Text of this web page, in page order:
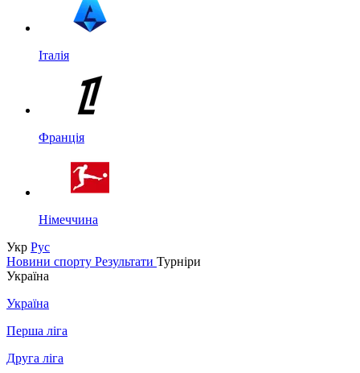
Італія
Франція
Німеччина
Укр Рус
Новини спорту Результати Турніри
Україна
Україна
Перша ліга
Друга ліга